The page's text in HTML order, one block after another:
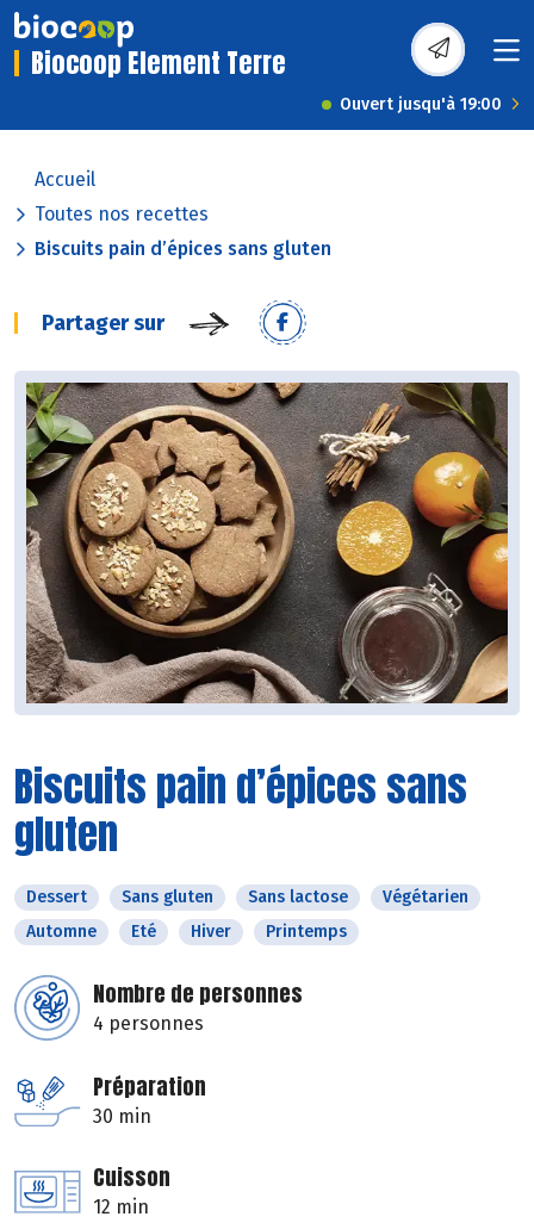
Biocoop Element Terre
Ouvert jusqu'à 19:00
Accueil
Toutes nos recettes
Biscuits pain d’épices sans gluten
Partager sur
Biscuits pain d’épices sans
gluten
Dessert Sans gluten Sans lactose
Végétarien
Automne
Eté Hiver Printemps
Nombre de personnes
4 personnes
Préparation
30 min
Cuisson
12 min